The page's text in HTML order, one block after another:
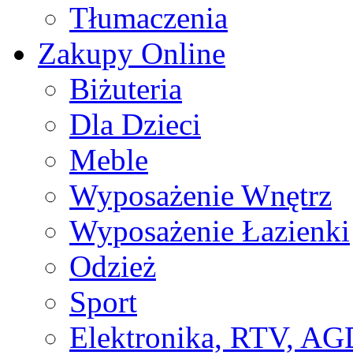
Tłumaczenia
Zakupy Online
Biżuteria
Dla Dzieci
Meble
Wyposażenie Wnętrz
Wyposażenie Łazienki
Odzież
Sport
Elektronika, RTV,